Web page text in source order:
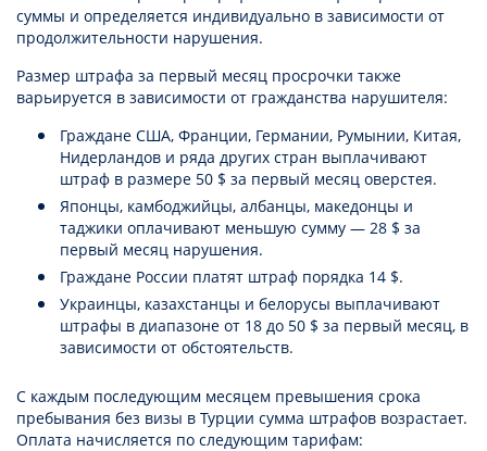
суммы и определяется индивидуально в зависимости от
продолжительности нарушения.
Размер штрафа за первый месяц просрочки также
варьируется в зависимости от гражданства нарушителя:
Граждане США, Франции, Германии, Румынии, Китая,
Нидерландов и ряда других стран выплачивают
штраф в размере 50 $ за первый месяц оверстея.
Японцы, камбоджийцы, албанцы, македонцы и
таджики оплачивают меньшую сумму — 28 $ за
первый месяц нарушения.
Граждане России платят штраф порядка 14 $.
Украинцы, казахстанцы и белорусы выплачивают
штрафы в диапазоне от 18 до 50 $ за первый месяц, в
зависимости от обстоятельств.
С каждым последующим месяцем превышения срока
пребывания без визы в Турции сумма штрафов возрастает.
Оплата начисляется по следующим тарифам: